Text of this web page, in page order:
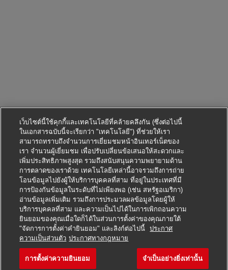
สมัครตำแหน่งนี้
เว็บไซต์นี้ใช้คุกกี้และเทคโนโลยีที่คล้ายคลึงกัน (ซึ่งต่อไปนี้
ในเอกสารฉบับนี้จะเรียกว่า "เทคโนโลยี") ที่ช่วยให้เรา
สามารถทราบถึงจำนวนการเยี่ยมชมหน้าอินเทอร์เน็ตของ
เรา จำนวนผู้เยี่ยมชม เพื่อปรับเปลี่ยนข้อเสนอให้สะดวกและ
เพิ่มประสิทธิภาพสูงสุด รวมถึงสนับสนุนความพยายามด้าน
การตลาดของเราด้วย เทคโนโลยีเหล่านี้อาจรวมถึงการถ่าย
โอนข้อมูลไปยังผู้ให้บริการบุคคลที่สาม ที่อยู่ในประเทศที่มี
การป้องกันข้อมูลในระดับที่ไม่เพียงพอ (เช่น สหรัฐอเมริกา)
อ่านข้อมูลเพิ่มเติม รวมถึงการประมวลผลข้อมูลโดยผู้ให้
บริการบุคคลที่สาม และความเป็นไปได้ในการเพิกถอนความ
ยินยอมของคุณเมื่อใดก็ได้ในส่วนการตั้งค่าของคุณภายใต้
"จัดการการตั้งค่าคำยินยอม" และลิงก์ต่อไปนี้
ประกาศ
ความเป็นส่วนตัว ประกาศทางกฎหมาย
การตั้งค่าความยินยอม จำเป็นอย่างยิ่งเท่านั้น